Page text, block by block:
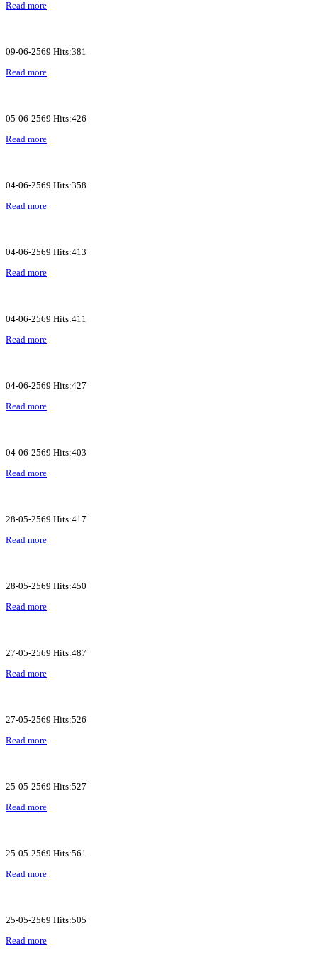
Read more
09-06-2569 Hits:381
Read more
05-06-2569 Hits:426
Read more
04-06-2569 Hits:358
Read more
04-06-2569 Hits:413
Read more
04-06-2569 Hits:411
Read more
04-06-2569 Hits:427
Read more
04-06-2569 Hits:403
Read more
28-05-2569 Hits:417
Read more
28-05-2569 Hits:450
Read more
27-05-2569 Hits:487
Read more
27-05-2569 Hits:526
Read more
25-05-2569 Hits:527
Read more
25-05-2569 Hits:561
Read more
25-05-2569 Hits:505
Read more